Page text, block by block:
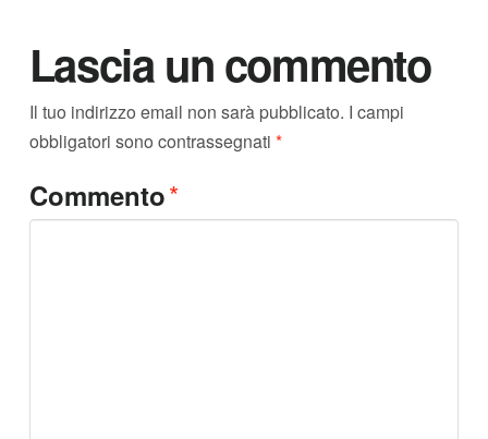
Lascia un commento
Il tuo indirizzo email non sarà pubblicato. I campi
obbligatori sono contrassegnati *
Commento*